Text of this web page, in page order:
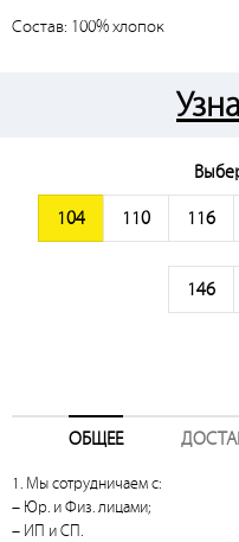
Состав: 100% хлопок
104 110 116
146
ОБЩЕЕ
1. Мы сотрудничаем с:
– Юр. и Физ. лицами;
– ИП и СП.